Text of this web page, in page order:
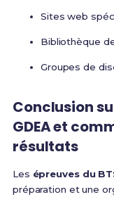
Sites web
Bibliothèque
Groupes de
Conclusion
GDEA et
résultats
Les épreuves du
préparation et une